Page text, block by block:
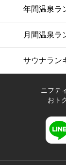
年間温泉ラ
月間温泉ラ
サウナラン
ニフテ
おト